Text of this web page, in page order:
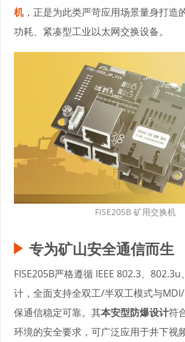
机，正是为此类严苛应用场景量身打造
功耗、紧凑型工业以太网交换设备。
FISE205B 矿用交换机
专为矿山安全通信而生
FISE205B严格遵循 IEEE 802.3、
计，全面支持全双工/半双工模式与
保通信稳定可靠。其本安型防爆设计符
环境的安全要求，可广泛应用于井下视